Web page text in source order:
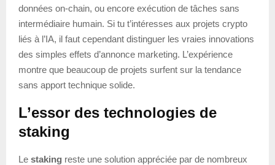
données on-chain, ou encore exécution de tâches sans
intermédiaire humain. Si tu t’intéresses aux projets crypto
liés à l’IA, il faut cependant distinguer les vraies innovations
des simples effets d’annonce marketing. L’expérience
montre que beaucoup de projets surfent sur la tendance
sans apport technique solide.
L’essor des technologies de
staking
Le staking reste une solution appréciée par de nombreux